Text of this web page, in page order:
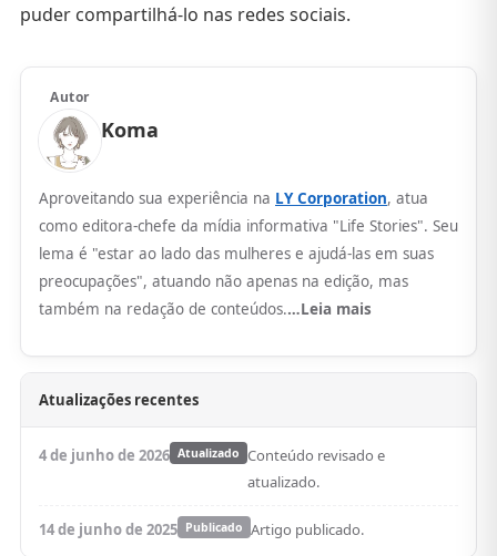
puder compartilhá-lo nas redes sociais.
Autor
Koma
Aproveitando sua experiência na LY Corporation, atua
como editora-chefe da mídia informativa "Life Stories". Seu
lema é "estar ao lado das mulheres e ajudá-las em suas
preocupações", atuando não apenas na edição, mas
também na redação de conteúdos.…Leia mais
Atualizações recentes
4 de junho de 2026 Atualizado Conteúdo revisado e
atualizado.
14 de junho de 2025 Publicado Artigo publicado.